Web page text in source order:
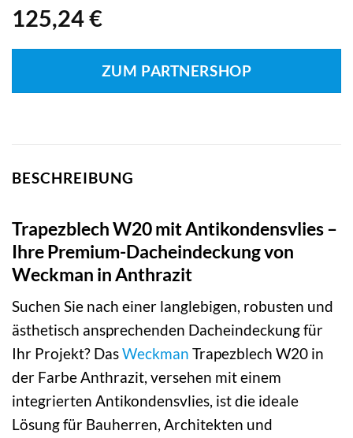
125,24€
ZUM PARTNERSHOP
BESCHREIBUNG
Trapezblech W20 mit Antikondensvlies –
Ihre Premium-Dacheindeckung von
Weckman in Anthrazit
Suchen Sie nach einer langlebigen, robusten und
ästhetisch ansprechenden Dacheindeckung für
Ihr Projekt? DasWeckman Trapezblech W20 in
der Farbe Anthrazit, versehen mit einem
integrierten Antikondensvlies, ist die ideale
Lösung für Bauherren, Architekten und